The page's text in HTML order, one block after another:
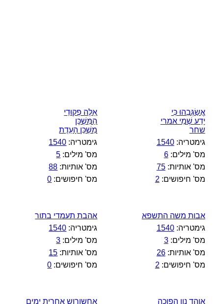
אֲשַׂגְּבֵהוּ כִּי
יָדַע שְׁמִי אמרי
שחר
גימטריה:1540
מס' מילים:6
מס' אותיות:75
מס' חיפושים: 2
אֵלֶּה פְקוּדֵי
הַמִּשְׁכָּן
מִשְׁכַּן הָעֵדֻת
גימטריה: 1540
מס' מילים: 5
מס' אותיות: 88
מס' חיפושים: 0
אבות משה התשפא
גימטריה:1540
מס' מילים:3
מס' אותיות:26
מס' חיפושים: 2
אהבת תעמדי בתור
גימטריה: 1540
מס' מילים: 3
מס' אותיות: 15
מס' חיפושים: 0
אוהד נון הפוכה אחשורוש אחרית ימים